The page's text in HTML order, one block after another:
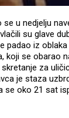
u nedjelju
su glave
padao iz
koji se obarao
za
je staza
se oko 21 sat